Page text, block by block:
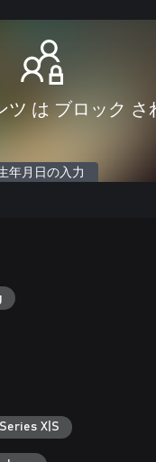
ツ は ブロック さ
年月日の入力
X|S